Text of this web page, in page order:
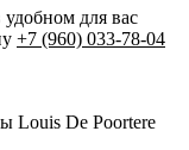
для вас
+7 (960) 033-78-04
Louis De Poortere